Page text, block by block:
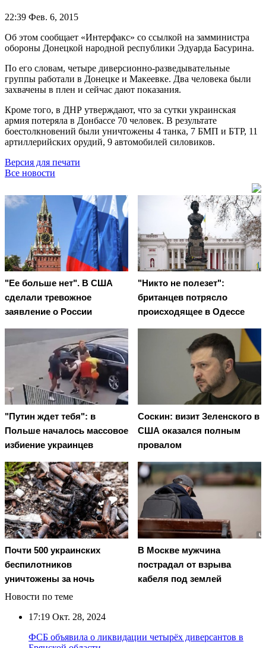
22:39 Фев. 6, 2015
Об этом сообщает «Интерфакс» со ссылкой на замминистра
обороны Донецкой народной республики Эдуарда Басурина.
По его словам, четыре диверсионно-разведывательные
группы работали в Донецке и Макеевке. Два человека были
захвачены в плен и сейчас дают показания.
Кроме того, в ДНР утверждают, что за сутки украинская
армия потеряла в Донбассе 70 человек. В результате
боестолкновений были уничтожены 4 танка, 7 БМП и БТР, 11
артиллерийских орудий, 9 автомобилей силовиков.
Версия для печати
Все новости
"Ее больше нет". В США
сделали тревожное
заявление о России
"Никто не полезет":
британцев потрясло
происходящее в Одессе
"Путин ждет тебя": в
Польше началось массовое
избиение украинцев
Соскин: визит Зеленского в
США оказался полным
провалом
Почти 500 украинских
беспилотников
уничтожены за ночь
В Москве мужчина
пострадал от взрыва
кабеля под землей
Новости по теме
17:19 Окт. 28, 2024
ФСБ объявила о ликвидации четырёх диверсантов в